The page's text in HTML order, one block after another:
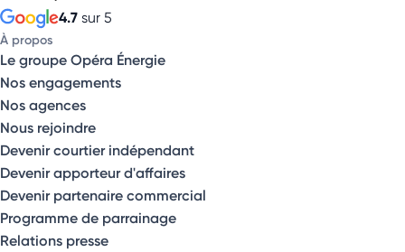
4.7 sur 5
À propos
Le groupe Opéra Énergie
Nos engagements
Nos agences
Nous rejoindre
Devenir courtier indépendant
Devenir apporteur d'affaires
Devenir partenaire commercial
Programme de parrainage
Relations presse